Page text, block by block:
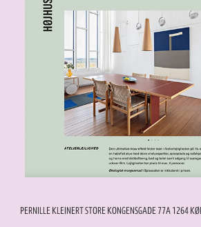
PERNILLE KLEINERT STORE KONGENSGADE 77A 1264